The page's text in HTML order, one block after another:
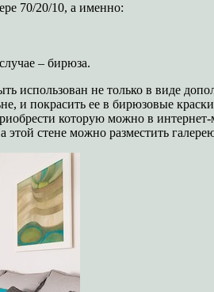
70/20/10, а именно:
– бирюза.
использован не только в виде
и покрасить ее в бирюзовые
которую можно в
этой стене можно разместить